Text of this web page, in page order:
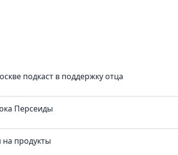
подкаст в поддержку отца
Персеиды
продукты